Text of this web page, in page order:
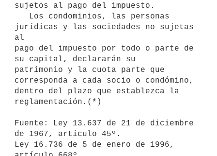
sujetos al pago del impuesto.
jurídicas y las sociedades no sujetas
al
pago del impuesto por todo o parte de
su capital, declararán su
patrimonio y la cuota parte que
corresponda a cada socio o condómino,
dentro del plazo que establezca la
reglamentación.(*)
Fuente: Ley 13.637 de 21 de diciembre
de 1967, artículo 45º.
Ley 16.736 de 5 de enero de 1996,